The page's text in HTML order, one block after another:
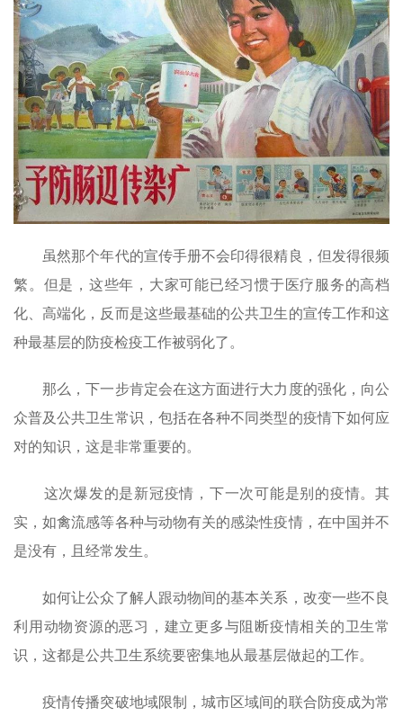
虽然那个年代的宣传手册不会印得很精良，但发得很频
繁。但是，这些年，大家可能已经习惯于医疗服务的高档
化、高端化，反而是这些最基础的公共卫生的宣传工作和这
种最基层的防疫检疫工作被弱化了。
那么，下一步肯定会在这方面进行大力度的强化，向公
众普及公共卫生常识，包括在各种不同类型的疫情下如何应
对的知识，这是非常重要的。
这次爆发的是新冠疫情，下一次可能是别的疫情。其
实，如禽流感等各种与动物有关的感染性疫情，在中国并不
是没有，且经常发生。
如何让公众了解人跟动物间的基本关系，改变一些不良
利用动物资源的恶习，建立更多与阻断疫情相关的卫生常
识，这都是公共卫生系统要密集地从最基层做起的工作。
疫情传播突破地域限制，城市区域间的联合防疫成为常